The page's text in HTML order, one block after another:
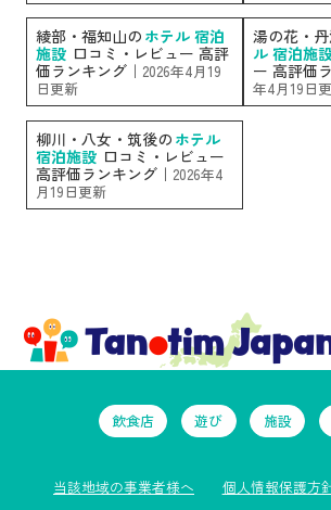
綾部・福知山の ホテル 宿泊
施設 口コミ・レビュー 高評
価ランキング｜ 2026年4月19
日更新
湯の花・
ル 宿泊施
ー 高評価
年4月19日
柳川・八女・筑後の ホテル
宿泊施設 口コミ・レビュー
高評価ランキング｜ 2026年4
月19日更新
飲食店 遊び 施設
当該地域の事業者様へ 個人情報保護方